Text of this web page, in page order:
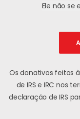
Ele não se
Os donativos feitos
de IRS e IRC nos
declaração de IRS